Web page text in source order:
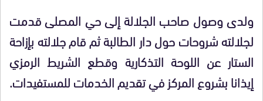
ولدى وصول صاحب الجلالة إلى حي المصلى قدمت
لجلالته شروحات حول دار الطالبة ثم قام جلالته بإزاحة
الستار عن اللوحة التذكارية وقطع الشريط الرمزي
إيذانا بشروع المركز في تقديم الخدمات للمستفيدات.